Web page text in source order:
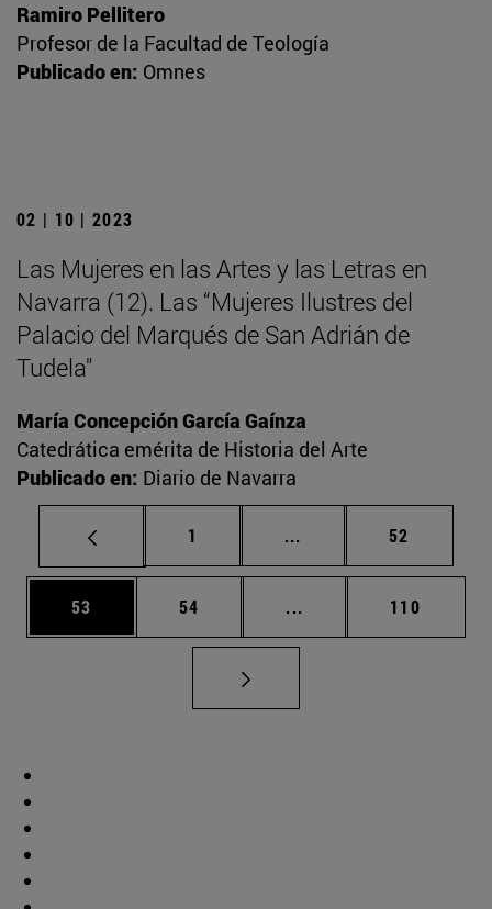
Ramiro Pellitero
Profesor de la Facultad de Teología
Publicado en: Omnes
02 | 10 | 2023
Las Mujeres en las Artes y las Letras en
Navarra (12). Las “Mujeres Ilustres del
Palacio del Marqués de San Adrián de
Tudela"
María Concepción García Gaínza
Catedrática emérita de Historia del Arte
Publicado en: Diario de Navarra
Página
1 ... Páginas intermedias
Página
52
Página
53 Página
54 ... Páginas intermedias
Página
110